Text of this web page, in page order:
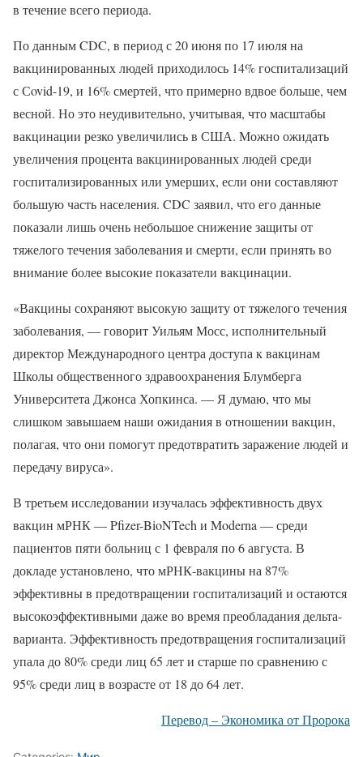
в течение всего периода.
По данным CDC, в период с 20 июня по 17 июля на
вакцинированных людей приходилось 14% госпитализаций
с Сovid-19, и 16% смертей, что примерно вдвое больше, чем
весной. Но это неудивительно, учитывая, что масштабы
вакцинации резко увеличились в США. Можно ожидать
увеличения процента вакцинированных людей среди
госпитализированных или умерших, если они составляют
большую часть населения. CDC заявил, что его данные
показали лишь очень небольшое снижение защиты от
тяжелого течения заболевания и смерти, если принять во
внимание более высокие показатели вакцинации.
«Вакцины сохраняют высокую защиту от тяжелого течения
заболевания, — говорит Уильям Мосс, исполнительный
директор Международного центра доступа к вакцинам
Школы общественного здравоохранения Блумберга
Университета Джонса Хопкинса. — Я думаю, что мы
слишком завышаем наши ожидания в отношении вакцин,
полагая, что они помогут предотвратить заражение людей и
передачу вируса».
В третьем исследовании изучалась эффективность двух
вакцин мРНК — Pfizer-BioNTech и Moderna — среди
пациентов пяти больниц с 1 февраля по 6 августа. В
докладе установлено, что мРНК-вакцины на 87%
эффективны в предотвращении госпитализаций и остаются
высокоэффективными даже во время преобладания дельта-
варианта. Эффективность предотвращения госпитализаций
упала до 80% среди лиц 65 лет и старше по сравнению с
95% среди лиц в возрасте от 18 до 64 лет.
Перевод – Экономика от Пророка